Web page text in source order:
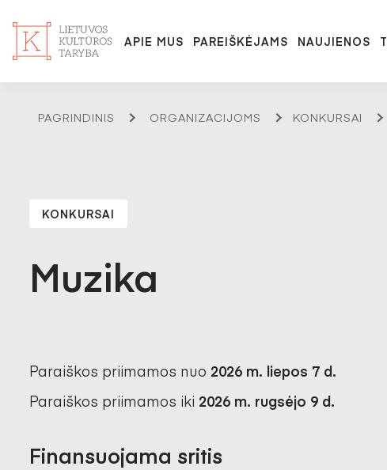
APIE MUS PAREIŠKĖJAMS NAUJIENOS
PAGRINDINIS ORGANIZACIJOMS KONKURSAI
KONKURSAI
Muzika
Paraiškos priimamos nuo 2026 m. liepos 7 d.
Paraiškos priimamos iki 2026 m. rugsėjo 9 d.
Finansuojama sritis